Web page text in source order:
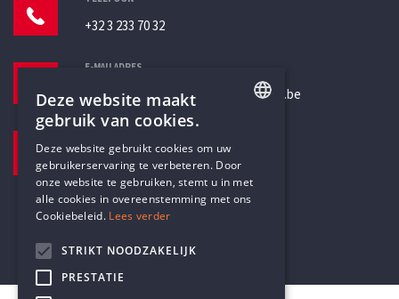
+32 3 233 70 32
E-MAILADRES
secretariaat@humanistischverbond.be
Pottenbrug 4
Antwerpen, 2000
DUTCH
Deze website maakt
gebruik van cookies.
Deze website gebruikt cookies om uw
gebruikerservaring te verbeteren. Door
onze website te gebruiken, stemt u in met
alle cookies in overeenstemming met ons
Cookiebeleid. Lees verder
STRIKT NOODZAKELIJK
PRESTATIE